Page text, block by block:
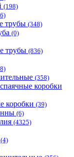
(198)
трубы (348)
(0)
трубы (836)
(358)
коробки
коробки (39)
(6)
(4325)
(4)